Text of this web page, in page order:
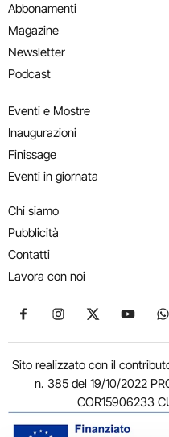
Abbonamenti
Magazine
Newsletter
Podcast
Eventi e Mostre
Inaugurazioni
Finissage
Eventi in giornata
Chi siamo
Pubblicità
Contatti
Lavora con noi
Seguici su Facebook
Seguici suSeguici su X
Seguici
Sito realizzato con il
n. 385 del 19/10/2022
COR15906233